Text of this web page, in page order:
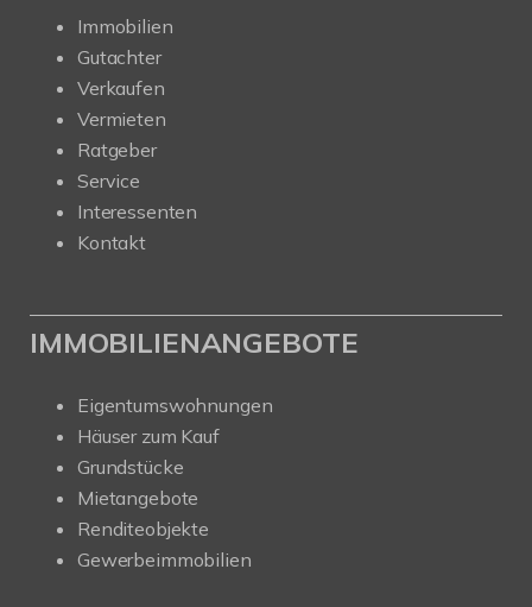
Immobilien
Gutachter
Verkaufen
Vermieten
Ratgeber
Service
Interessenten
Kontakt
IMMOBILIENANGEBOTE
Eigentumswohnungen
Häuser zum Kauf
Grundstücke
Mietangebote
Renditeobjekte
Gewerbeimmobilien